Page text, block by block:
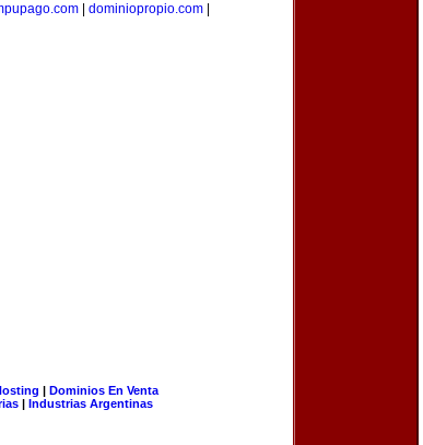
dominiopropio.com
| Dominios En Venta
| Industrias Argentinas